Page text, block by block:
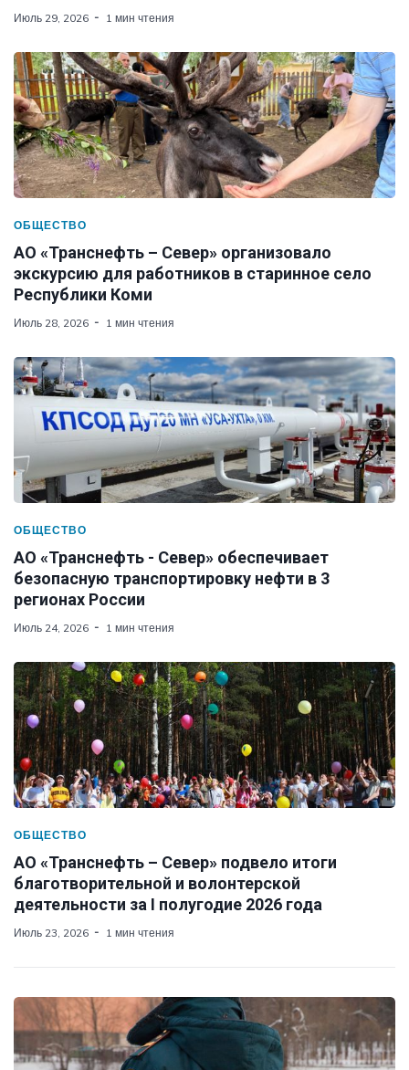
Июль 29, 2026 1 мин чтения
ОБЩЕСТВО
АО «Транснефть – Север» организовало
экскурсию для работников в старинное село
Республики Коми
Июль 28, 2026 1 мин чтения
ОБЩЕСТВО
АО «Транснефть - Север» обеспечивает
безопасную транспортировку нефти в 3
регионах России
Июль 24, 2026 1 мин чтения
ОБЩЕСТВО
АО «Транснефть – Север» подвело итоги
благотворительной и волонтерской
деятельности за I полугодие 2026 года
Июль 23, 2026 1 мин чтения